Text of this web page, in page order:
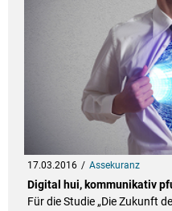
17.03.2016 Assekuranz
Digital hui, kommunikativ
Für die Studie „Die Zukunft